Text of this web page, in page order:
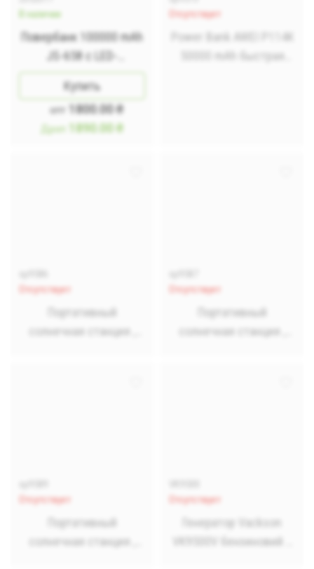
В наличии
Повербанк 100000 mAh
JS-658 с LED-
Купить
опт 1800.00₴
Дроп 1890.00 ₴
Отсутствует
Power Bank AWEI P114K
50000 mAh быстрая
Отсутствует
Портативный
солнечная станция ,
Отсутствует
Портативный
солнечная станция ,
Отсутствует
Портативный
солнечная станция ,
Отсутствует
Генератор Vackson
VK9500V бензиновий 3